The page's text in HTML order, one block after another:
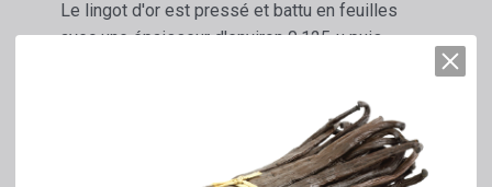
Le lingot d'or est pressé et battu en feuilles
avec une épaisseur d'environ 0,125 µ puis
Informations complémentaires:
Le produit est reconnu comme sûr dans l'UE et